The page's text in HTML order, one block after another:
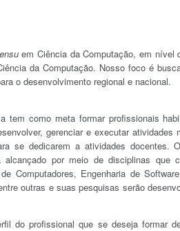
em Ciência da Computação, em nível
da Computação. Nosso foco é
o desenvolvimento regional e nacional.
tem como meta formar profissionais
gerenciar e executar atividades
se dedicarem a atividades docentes.
por meio de disciplinas que
Computadores, Engenharia de
outras e suas pesquisas serão
do profissional que se deseja formar